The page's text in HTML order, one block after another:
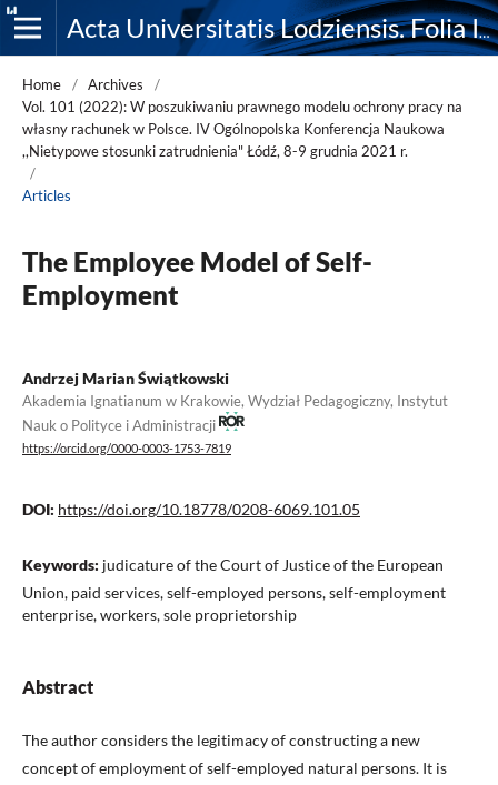
Acta Universitatis Lodziensis. Folia Iuridica
Home / Archives
/
Vol. 101 (2022): W poszukiwaniu prawnego modelu ochrony pracy na
własny rachunek w Polsce. IV Ogólnopolska Konferencja Naukowa
,,Nietypowe stosunki zatrudnienia" Łódź, 8-9 grudnia 2021 r.
/
Articles
The Employee Model of Self-
Employment
Andrzej Marian Świątkowski
Akademia Ignatianum w Krakowie, Wydział Pedagogiczny, Instytut
Nauk o Polityce i Administracji
https://orcid.org/0000-0003-1753-7819
DOI: https://doi.org/10.18778/0208-6069.101.05
Keywords: judicature of the Court of Justice of the European
Union, paid services, self-employed persons, self-employment
enterprise, workers, sole proprietorship
Abstract
The author considers the legitimacy of constructing a new
concept of employment of self-employed natural persons. It is